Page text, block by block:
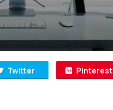
Twitter Pinterest